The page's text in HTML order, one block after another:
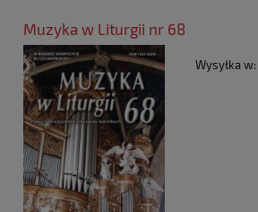
Muzyka w Liturgii nr 68
Wysyłka w: